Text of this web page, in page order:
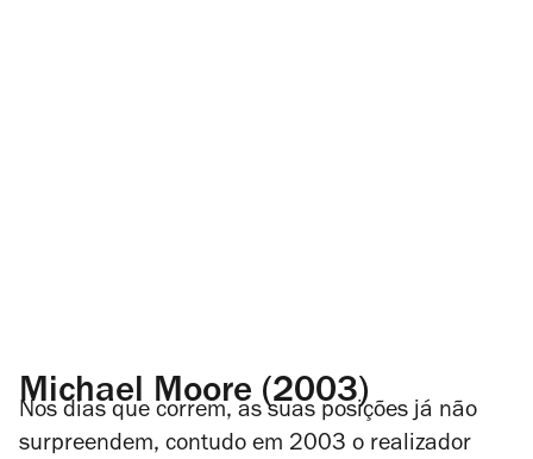
Michael Moore (2003)
Nos dias que correm, as suas posições já não
surpreendem, contudo em 2003 o realizador